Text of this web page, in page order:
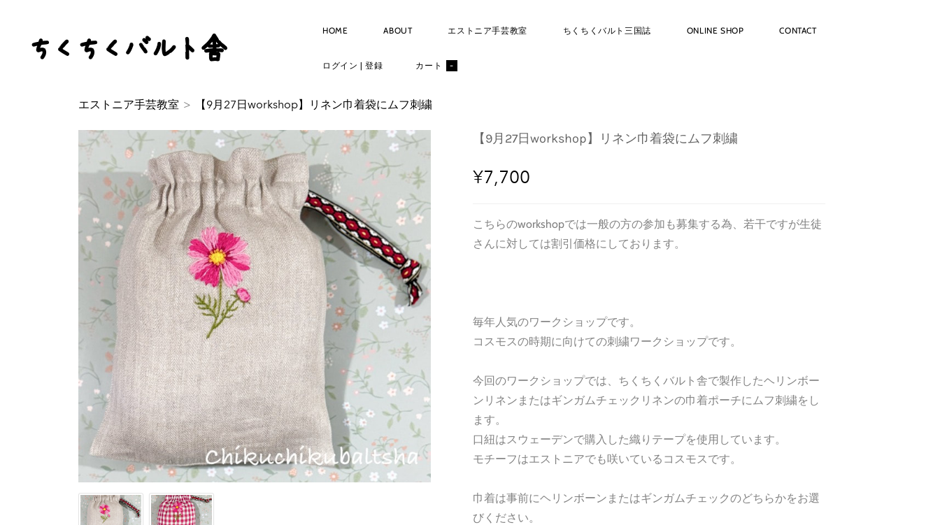
ちくちくバルト舎
HOME ABOUT エストニア手芸教室 ちくちくバルト三国誌 ONLINE SHOP CONTACT
ログイン | 登録 カート -
エストニア手芸教室 > 【9月27日workshop】リネン巾着袋にムフ刺繍
【9月27日workshop】リネン巾着袋にムフ刺繍
¥7,700
こちらのworkshopでは一般の方の参加も募集する為、若干ですが生徒
さんに対しては割引価格にしております。
毎年人気のワークショップです。
コスモスの時期に向けての刺繍ワークショップです。
今回のワークショップでは、ちくちくバルト舎で製作したヘリンボー
ンリネンまたはギンガムチェックリネンの巾着ポーチにムフ刺繍をし
ます。
口紐はスウェーデンで購入した織りテープを使用しています。
モチーフはエストニアでも咲いているコスモスです。
巾着は事前にヘリンボーンまたはギンガムチェックのどちらかをお選
びください。